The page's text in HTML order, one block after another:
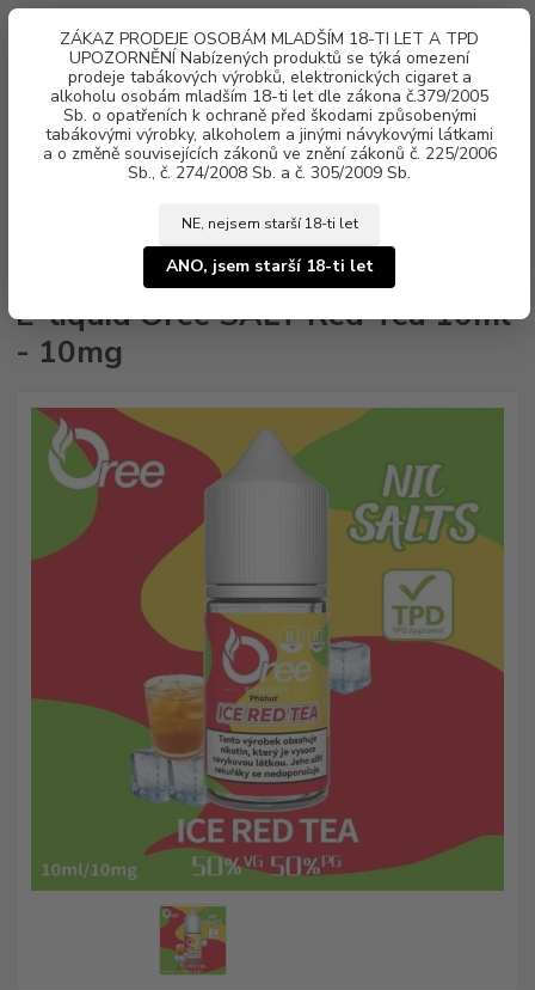
ZÁKAZ PRODEJE OSOBÁM MLADŠÍM 18-TI LET A TPD
UPOZORNĚNÍ Nabízených produktů se týká omezení
prodeje tabákových výrobků, elektronických cigaret a
alkoholu osobám mladším 18-ti let dle zákona č.379/2005
Sb. o opatřeních k ochraně před škodami způsobenými
tabákovými výrobky, alkoholem a jinými návykovými látkami
a o změně souvisejících zákonů ve znění zákonů č. 225/2006
Sb., č. 274/2008 Sb. a č. 305/2009 Sb.
NE, nejsem starší 18-ti let
ANO, jsem starší 18-ti let
Menu
za0 Kč
E-liquid Oree SALT Red Tea 10ml
- 10mg